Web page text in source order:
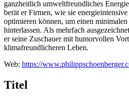
ganzheitlich umweltfreundliches
berät er Firmen, wie sie
optimieren können, um einen
hinterlassen. Als mehrfach
er seine Zuschauer mit humorvollen
klimafreundlicheren Leben.
Web: https://
Titel